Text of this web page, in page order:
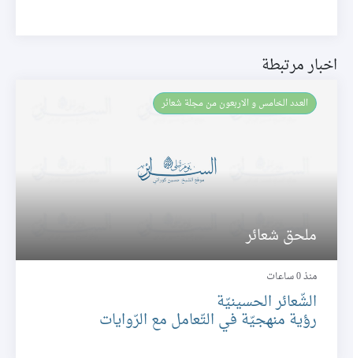
اخبار مرتبطة
العـدد الخامس و الاربعون من مجلة شعائر
ملحق شعائر
منذ 0 ساعات
الشّعائر الحسينيّة
رؤية منهجيّة في التّعامل مع الرّوايات